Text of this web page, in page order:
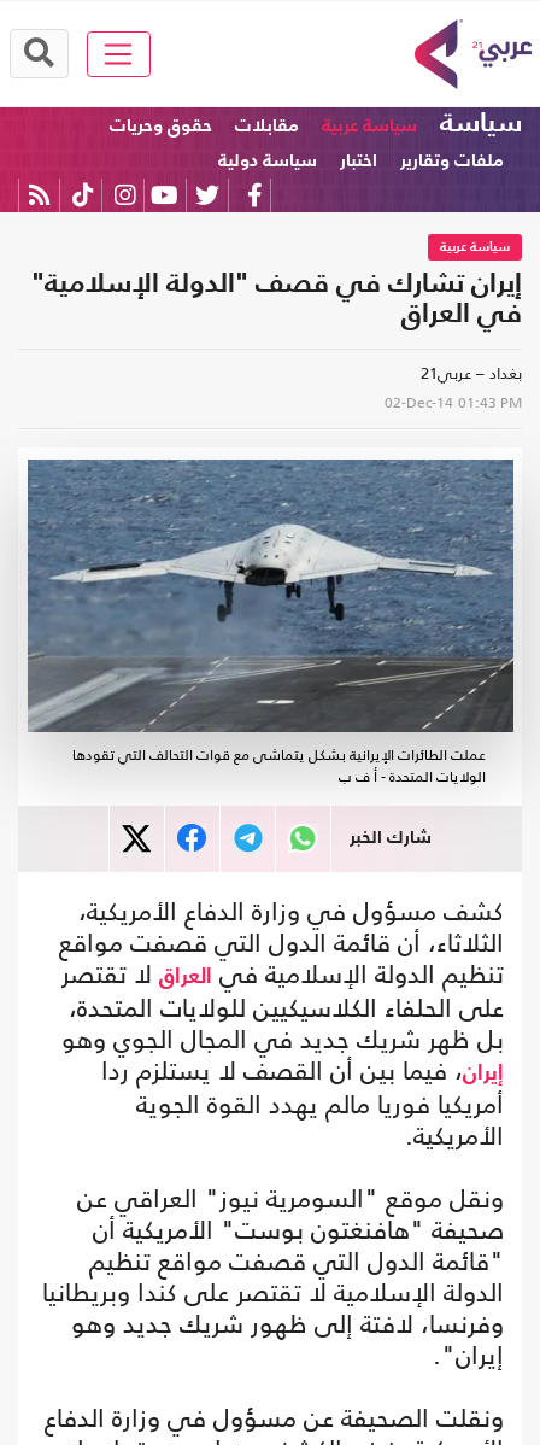
سياسة سياسة عربية مقابلات
حقوق وحريات
ملفات وتقارير
اختبار سياسة دولية
سياسة عربية
إيران تشارك في قصف "الدولة الإسلامية"
في العراق
بغداد – عربي21
02-Dec-14 01:43 PM
عملت الطائرات الإيرانية بشكل يتماشى مع قوات التحالف التي تقودها
الولايات المتحدة - أ ف ب
شارك الخبر
كشف مسؤول في وزارة الدفاع الأمريكية،
الثلاثاء، أن قائمة الدول التي قصفت مواقع
تنظيم الدولة الإسلامية في العراق لا تقتصر
على الحلفاء الكلاسيكيين للولايات المتحدة،
بل ظهر شريك جديد في المجال الجوي وهو
إيران، فيما بين أن القصف لا يستلزم ردا
أمريكيا فوريا مالم يهدد القوة الجوية
الأمريكية.
ونقل موقع "السومرية نيوز" العراقي عن
صحيفة "هافنغتون بوست" الأمريكية أن
"قائمة الدول التي قصفت مواقع تنظيم
الدولة الإسلامية لا تقتصر على كندا وبريطانيا
وفرنسا، لافتة إلى ظهور شريك جديد وهو
إيران".
ونقلت الصحيفة عن مسؤول في وزارة الدفاع